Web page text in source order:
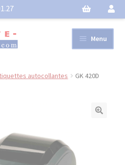
Menu
Bobines
autocollantes
GK 420D